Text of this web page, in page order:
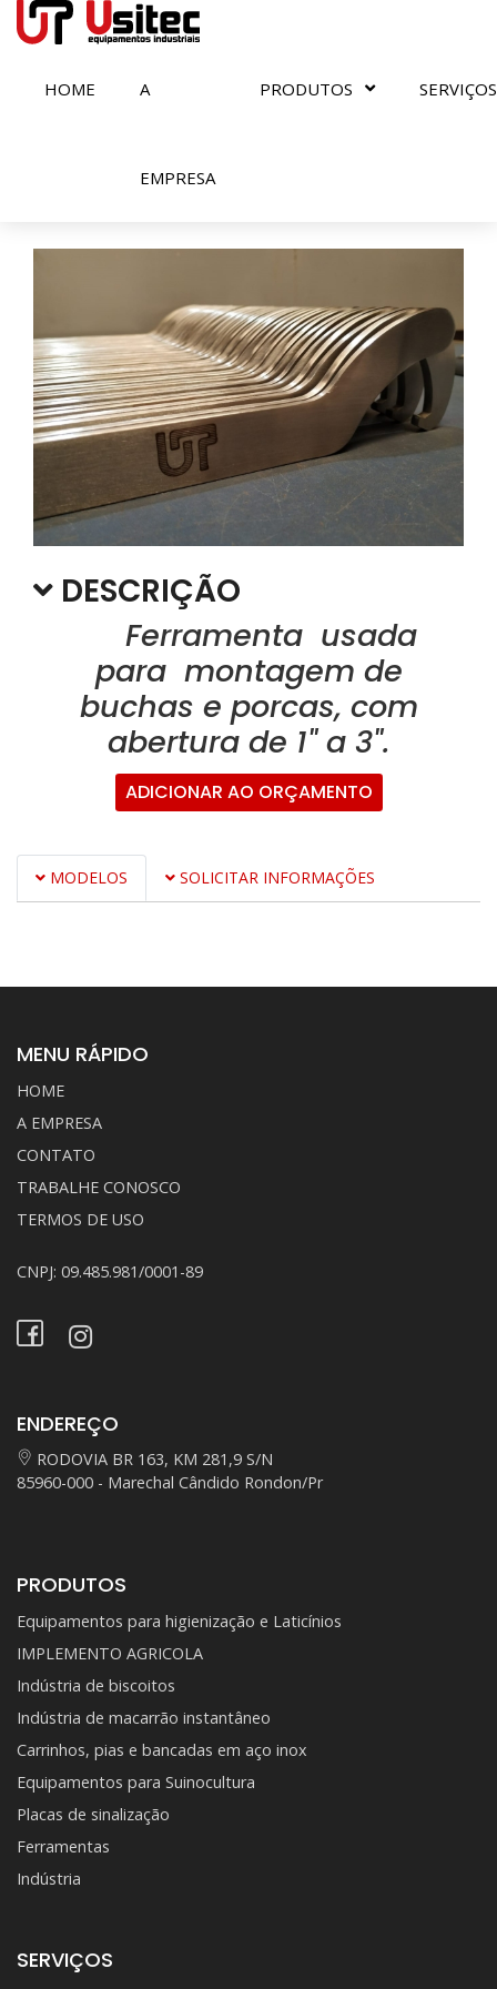
HOME A
EMPRESA
PRODUTOS SERVIÇOS
Home PRODUTOS 21719 - Chave unha
DESCRIÇÃO
Ferramenta usada
para montagem de
buchas e porcas, com
abertura de 1" a 3".
ADICIONAR AO ORÇAMENTO
MODELOS SOLICITAR INFORMAÇÕES
MENU RÁPIDO
HOME
A EMPRESA
CONTATO
TRABALHE CONOSCO
TERMOS DE USO
CNPJ: 09.485.981/0001-89
ENDEREÇO
RODOVIA BR 163, KM 281,9 S/N
85960-000 - Marechal Cândido Rondon/Pr
PRODUTOS
Equipamentos para higienização e Laticínios
IMPLEMENTO AGRICOLA
Indústria de biscoitos
Indústria de macarrão instantâneo
Carrinhos, pias e bancadas em aço inox
Equipamentos para Suinocultura
Placas de sinalização
Ferramentas
Indústria
SERVIÇOS